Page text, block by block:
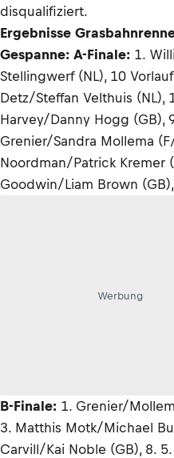
disqualifiziert.
Ergebnisse
Gespanne: A-Finale: 1.
Stellingwerf (NL), 10
Detz/Steffan Velthuis (NL),
Harvey/Danny Hogg (GB),
Grenier/Sandra Mollema
Noordman/Patrick Kremer
Goodwin/Liam Brown
Werbung
B-Finale: 1. Grenier/
3. Matthis Motk/Michael
Carvill/Kai Noble (GB), 8.